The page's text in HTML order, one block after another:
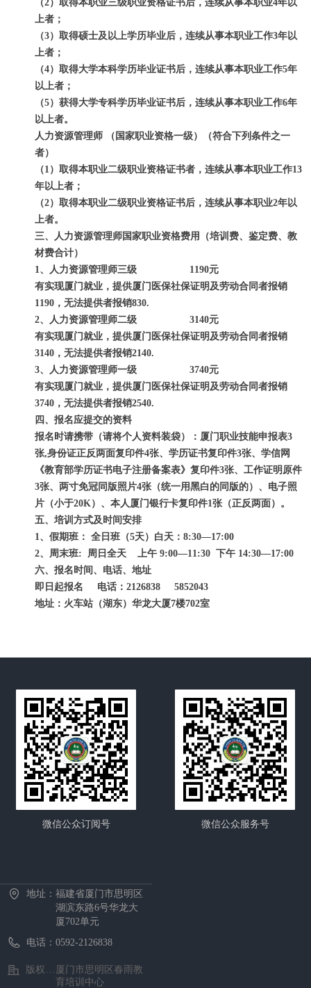
（2）取得本职业三级职业资格证书后，连续从事本职业4年以
上者；
（3）取得硕士及以上学历毕业后，连续从事本职业工作3年以
上者；
（4）取得大学本科学历毕业证书后，连续从事本职业工作5年
以上者；
（5）获得大学专科学历毕业证书后，连续从事本职业工作6年
以上者。
人力资源管理师 （国家职业资格一级）（符合下列条件之一
者）
（1）取得本职业二级职业资格证书者，连续从事本职业工作13
年以上者；
（2）取得本职业二级职业资格证书后，连续从事本职业2年以
上者。
三、
人力资源管理师国家职业资格费用（培训费、鉴定费、教
材费合计）
1、人力资源管理师三级 1190元
有实现厦门就业，提供厦门医保社保证明及劳动合同者报销
1190，无法提供者报销830.
2、人力资源管理师二级 3140元
有实现厦门就业，提供厦门医保社保证明及劳动合同者报销
3140，无法提供者报销2140.
3、人力资源管理师一级 3740元
有实现厦门就业，提供厦门医保社保证明及劳动合同者报销
3740，无法提供者报销2540.
四、报名应提交的资料
报名时请携带（请将个人资料装袋）：厦门职业技能申报表3
张,身份证正反两面复印件4张、学历证书复印件3张、学信网
《教育部学历证书电子注册备案表》复印件3张、工作证明原件
3张、两寸免冠同版照片4张（统一用黑白的同版的）、电子照
片（小于20K）、本人厦门银行卡复印件1张（正反两面）。
五、培训方式及时间安排
1、假期班： 全日班（5天）白天：8:30―17:00
2、周末班: 周日全天 上午 9:00―11:30 下午 14:30―17:00
六、报名时间、电话、地址
即日起报名 电话：2126838 5852043
地址：火车站（湖东）华龙大厦7楼702室
微信公众订阅号 微信公众服务号
地址： 福建省厦门市思明区
湖滨东路6号华龙大
厦702单元
电话： 0592-2126838
版权所有 ©
厦门市思明区春雨教
育培训中心